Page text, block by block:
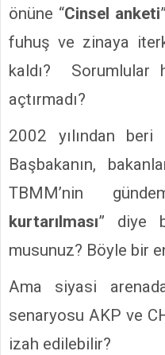
önüne “Cinsel anketi
fuhuş ve zinaya
kaldı? Sorumlular
açtırmadı?
2002 yılından
Başbakanın,
TBMM’nin
kurtarılması” diye
musunuz? Böyle bir
Ama siyasi
senaryosu AKP ve
izah edilebilir?